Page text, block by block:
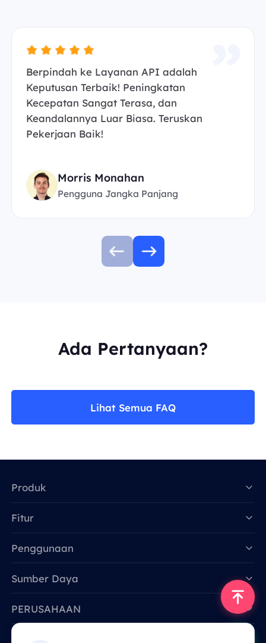
Berpindah ke Layanan API adalah
Keputusan Terbaik! Peningkatan
Kecepatan Sangat Terasa, dan
Keandalannya Luar Biasa. Teruskan
Pekerjaan Baik!
Morris Monahan
Pengguna Jangka Panjang
Ada Pertanyaan?
Lihat Semua FAQ
Produk
Fitur
Penggunaan
Sumber Daya
PERUSAHAAN